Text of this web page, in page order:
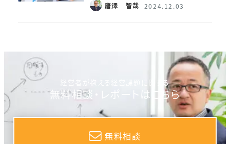
唐澤 智哉 2024.12.03
経営者が抱える経営課題に関する
無料相談・レポートはこちら
無料相談